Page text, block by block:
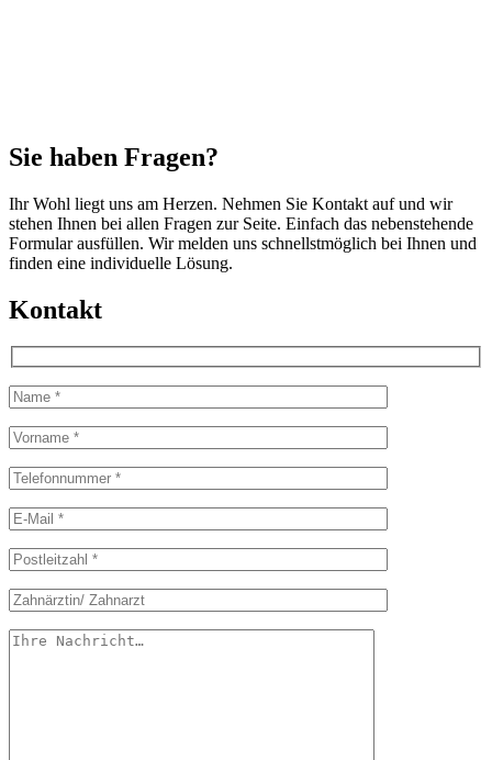
Sie haben Fragen?
Ihr Wohl liegt uns am Herzen. Nehmen Sie Kontakt auf und wir
stehen Ihnen bei allen Fragen zur Seite. Einfach das nebenstehende
Formular ausfüllen. Wir melden uns schnellstmöglich bei Ihnen und
finden eine individuelle Lösung.
Kontakt